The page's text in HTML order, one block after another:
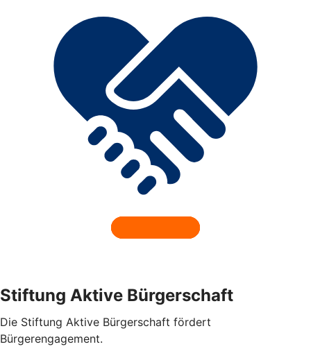
Stiftung Aktive Bürgerschaft
Die Stiftung Aktive Bürgerschaft fördert
Bürgerengagement.